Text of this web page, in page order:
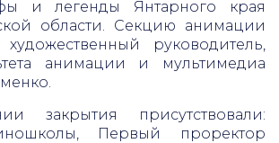
и легенды Янтарного края
области. Секцию анимации
художественный руководитель,
анимации и мультимедиа
закрытия присутствовали:
Первый проректор